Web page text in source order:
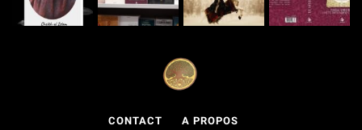
CONTACT A PROPOS